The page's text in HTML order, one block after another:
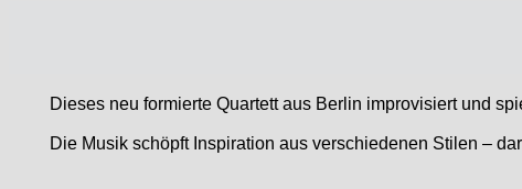
Dieses neu formierte Quartett aus Berlin improvisiert und
Die Musik schöpft Inspiration aus verschiedenen Stilen –